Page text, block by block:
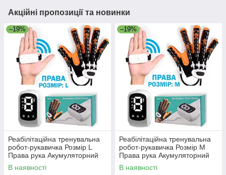
Акційні пропозиції та новинки
–19%
Реабілітаційна тренувальна
робот-рукавичка Розмір L
Права рука Акумуляторний
Засіб для відновлення
функцій пальців та кисті
В наявності
–19%
Реабілітаційна тренувальна
робот-рукавичка Розмір M
Права рука Акумуляторний
Засіб для відновлення
функцій пальців та кисті
В наявності